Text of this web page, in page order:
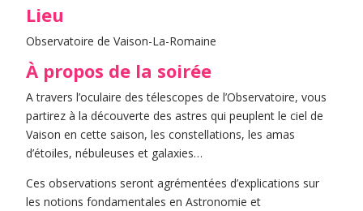
Lieu
Observatoire de Vaison-La-Romaine
À propos de la soirée
A travers l’oculaire des télescopes de l’Observatoire, vous
partirez à la découverte des astres qui peuplent le ciel de
Vaison en cette saison, les constellations, les amas
d’étoiles, nébuleuses et galaxies…
Ces observations seront agrémentées d’explications sur
les notions fondamentales en Astronomie et